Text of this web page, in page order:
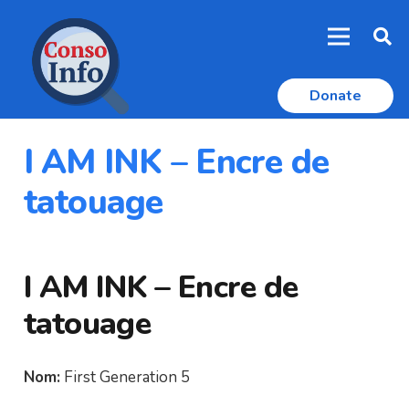
Donate
I AM INK – Encre de
tatouage
I AM INK – Encre de
tatouage
Nom: First Generation 5